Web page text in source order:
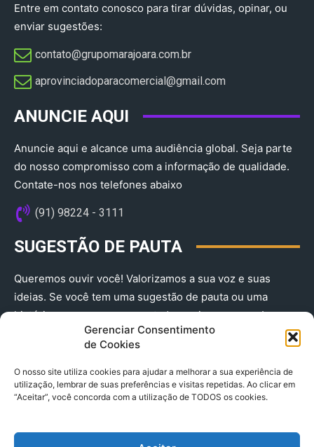
Gerenciar Consentimento
de Cookies
O nosso site utiliza cookies para ajudar a melhorar a sua experiência de
utilização, lembrar de suas preferências e visitas repetidas. Ao clicar em
“Aceitar”, você concorda com a utilização de TODOS os cookies.
Entre em contato conosco para tirar dúvidas, opinar, ou
enviar sugestões:
contato@grupomarajoara.com.br
aprovinciadoparacomercial@gmail.com​
ANUNCIE AQUI
Anuncie aqui e alcance uma audiência global. Seja parte
do nosso compromisso com a informação de qualidade.
Contate-nos nos telefones abaixo
(91) 98224 - 3111
SUGESTÃO DE PAUTA
Queremos ouvir você! Valorizamos a sua voz e suas
ideias. Se você tem uma sugestão de pauta ou uma
história que merece ser contada, envie-nos agora!
(91) 98224 - 3111